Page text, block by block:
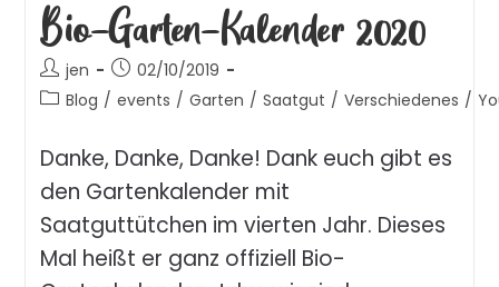
Bio-Garten-Kalender 2020
jen
02/10/2019
Blog / events / Garten / Saatgut / Verschiedenes /
Danke, Danke, Danke! Dank euch gibt es
den Gartenkalender mit
Saatguttütchen im vierten Jahr. Dieses
Mal heißt er ganz offiziell Bio-